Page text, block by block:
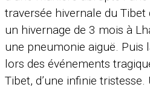
traversée hivernale du Tibet
un hivernage de 3 mois à
une pneumonie aiguë. Puis
lors des événements
Tibet, d’une infinie